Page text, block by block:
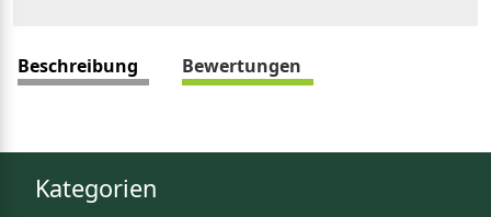
Beschreibung Bewertungen
Kategorien